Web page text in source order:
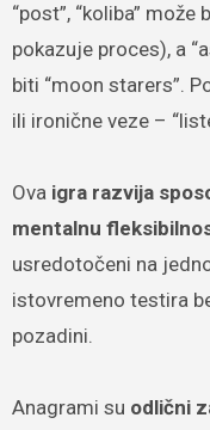
“post”, “koliba”
pokazuje proces), a
biti “moon starers”.
ili ironične veze –
Ova igra razvija
mentalnu
usredotočeni na
istovremeno testira
pozadini.
Anagrami su odlični